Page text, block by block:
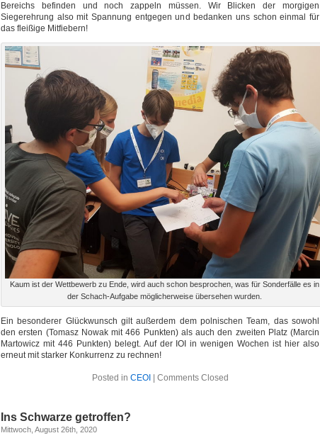
Bereichs befinden und noch zappeln müssen. Wir Blicken der morgigen
Siegerehrung also mit Spannung entgegen und bedanken uns schon einmal für
das fleißige Mitfiebern!
Kaum ist der Wettbewerb zu Ende, wird auch schon besprochen, was für Sonderfälle es in
der Schach-Aufgabe möglicherweise übersehen wurden.
Ein besonderer Glückwunsch gilt außerdem dem polnischen Team, das sowohl
den ersten (Tomasz Nowak mit 466 Punkten) als auch den zweiten Platz (Marcin
Martowicz mit 446 Punkten) belegt. Auf der IOI in wenigen Wochen ist hier also
erneut mit starker Konkurrenz zu rechnen!
Posted in CEOI Comments Closed
Ins Schwarze getroffen?
Mittwoch, August 26th, 2020